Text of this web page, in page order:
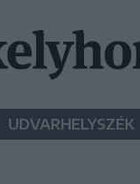
UDVARHELYSZÉK